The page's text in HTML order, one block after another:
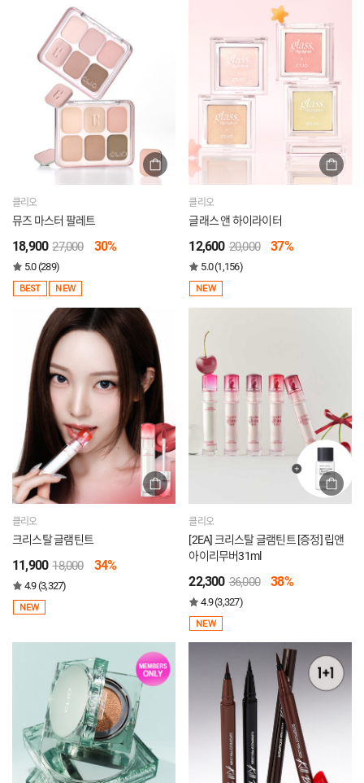
클리오
뮤즈 마스터 팔레트
18,900 27,000 30%
5.0 (289)
BEST NEW
클리오
글래스 앤 하이라이터
12,600 20,000 37%
5.0 (1,156)
NEW
클리오
크리스탈 글램틴트
11,900 18,000 34%
4.9 (3,327)
NEW
클리오
[2EA] 크리스탈 글램틴트 [증정] 립앤
아이리무버31ml
22,300 36,000 38%
4.9 (3,327)
NEW